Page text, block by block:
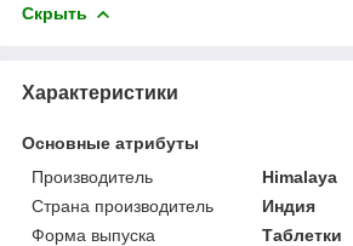
Скрыть
Характеристики
Основные атрибуты
Производитель
Himalaya
Страна производитель
Индия
Форма выпуска
Таблетки